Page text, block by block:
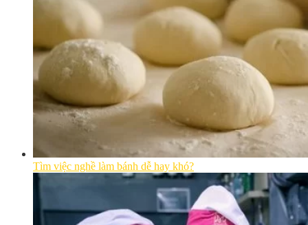
Tìm việc nghề làm bánh dễ hay khó?